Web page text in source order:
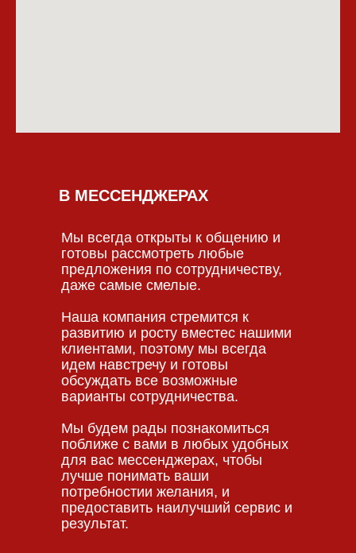
Мы всегда открыты к общению и
готовы рассмотреть любые
предложения по сотрудничеству,
даже самые смелые.
Наша компания стремится к
развитию и росту вместес нашими
клиентами, поэтому мы всегда
идем навстречу и готовы
обсуждать все возможные
варианты сотрудничества.
Мы будем рады познакомиться
поближе с вами в любых удобных
для вас мессенджерах, чтобы
лучше понимать ваши
потребностии желания, и
предоставить наилучший сервис и
результат.
В МЕССЕНДЖЕРАХ